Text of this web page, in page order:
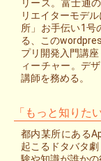
リース。富士通
リエイターモデ
所」お手伝い1号
る、この
プリ開発入門講
ィーチャー。デ
講師を務める。
「もっと知りた
都内某所にある
起こるドタバタ